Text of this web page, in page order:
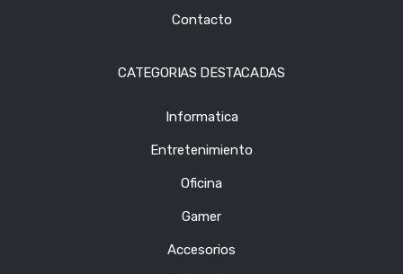
Contacto
CATEGORIAS DESTACADAS
Informatica
Entretenimiento
Oficina
Gamer
Accesorios